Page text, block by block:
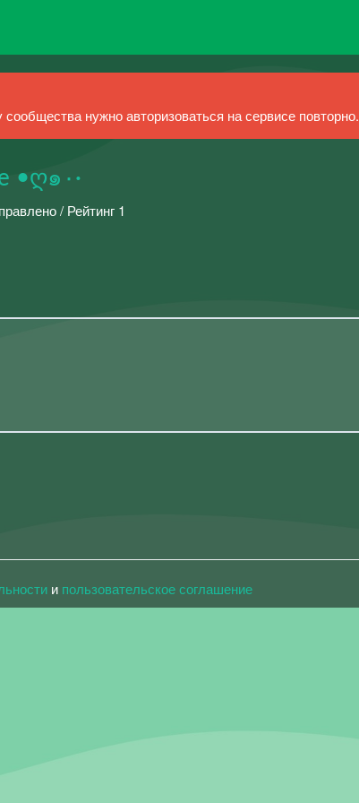
нужно авторизоваться на сервисе повторно.
·٠๑ღ• Life & Universe •ღ๑٠·
/ Рейтинг 1
и пользовательское соглашение